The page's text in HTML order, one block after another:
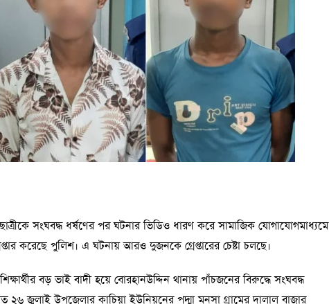
সংঘবদ্ধ ধর্ষণের পর ঘটনার ভিডিও ধারণ করে সামাজিক যোগাযোগমাধ্যমে
করেছে পুলিশ। এ ঘটনায় আরও দুজনকে গ্রেপ্তারের চেষ্টা চলছে।
বড় ভাই বাদী হয়ে বোরহানউদ্দিন থানায় পাঁচজনের বিরুদ্ধে সংঘবদ্ধ
জুলাই উপজেলার কাচিয়া ইউনিয়নের পদ্মা মনসা গ্রামের দালাল বাজার